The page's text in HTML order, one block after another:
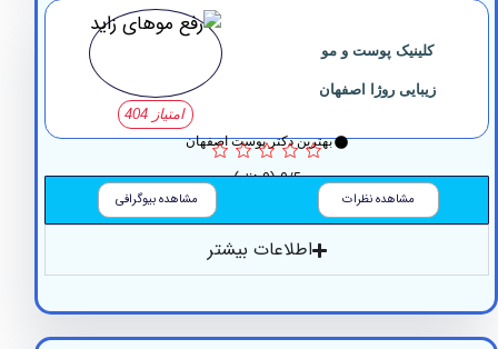
کلینیک پوست و مو
زیبایی روژا اصفهان
بهترین دکتر پوست اصفهان
0/5 (0 نظر)
مشاهده نظرات مشاهده بیوگرافی
اطلاعات بیشتر